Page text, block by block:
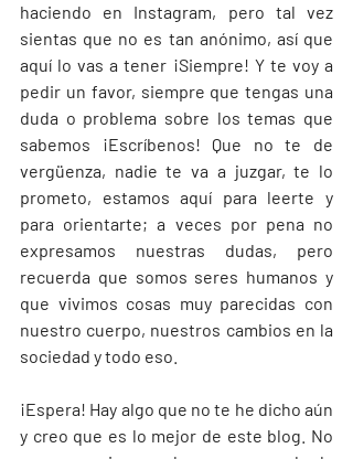
haciendo en Instagram, pero tal vez
sientas que no es tan anónimo, así que
aquí lo vas a tener ¡Siempre! Y te voy a
pedir un favor, siempre que tengas una
duda o problema sobre los temas que
sabemos ¡Escríbenos! Que no te de
vergüenza, nadie te va a juzgar, te lo
prometo, estamos aquí para leerte y
para orientarte; a veces por pena no
expresamos nuestras dudas, pero
recuerda que somos seres humanos y
que vivimos cosas muy parecidas con
nuestro cuerpo, nuestros cambios en la
sociedad y todo eso.
¡Espera! Hay algo que no te he dicho aún
y creo que es lo mejor de este blog. No